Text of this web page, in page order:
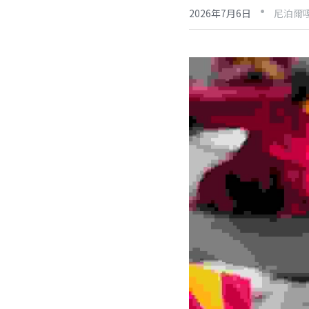
2026年7月6日 · 尼泊爾